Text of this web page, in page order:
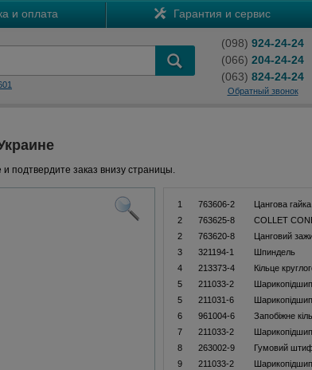
и оплата Гарантия и сервис
(098) 924-24-24
(066) 204-24-24
(063) 824-24-24
Обратный звонок
подтвердите заказ внизу страницы.
1 763606-2 Цангова
2
763625-8 COLLET
2
763620-8 Цанговий
3
321194-1 Шпиндель
4
213373-4 Кільце
5
211033-2
5
211031-6
6
961004-6 Запобіжне
7
211033-2
8
263002-9 Гумовий
9
211033-2